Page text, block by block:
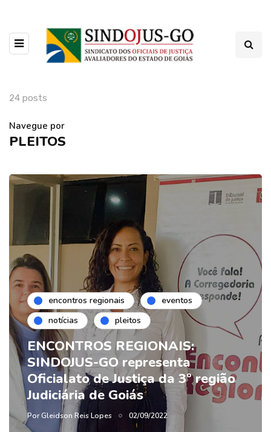
24 posts
Navegue por
PLEITOS
encontros regionais
eventos
notícias
pleitos
ENCONTROS REGIONAIS:
SINDOJUS-GO representa
Oficialato de Justiça da 3º região
Judiciária de Goiás
PorGleidson Reis Lopes 02/09/2022